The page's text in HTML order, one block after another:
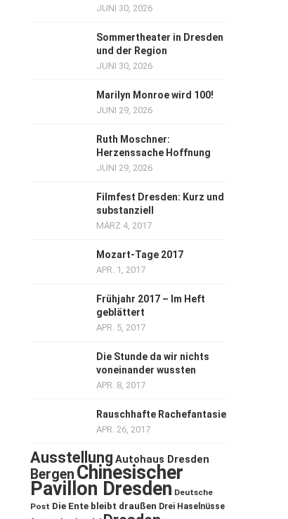
JUNI 30, 2026
Sommertheater in Dresden
und der Region
JUNI 30, 2026
Marilyn Monroe wird 100!
JUNI 29, 2026
Ruth Moschner:
Herzenssache Hoffnung
JUNI 29, 2026
Filmfest Dresden: Kurz und
substanziell
MÄRZ 4, 2017
Mozart-Tage 2017
APR. 1, 2017
Frühjahr 2017 – Im Heft
geblättert
APR. 5, 2017
Die Stunde da wir nichts
voneinander wussten
APR. 8, 2017
Rauschhafte Rachefantasie
APR. 26, 2017
Ausstellung Autohaus Dresden
Bergen Chinesischer
Pavillon Dresden Deutsche
Post Die Ente bleibt draußen Drei Haselnüsse